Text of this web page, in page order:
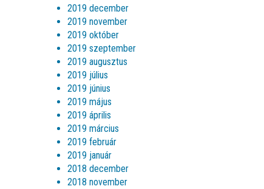
2019 december
2019 november
2019 október
2019 szeptember
2019 augusztus
2019 július
2019 június
2019 május
2019 április
2019 március
2019 február
2019 január
2018 december
2018 november